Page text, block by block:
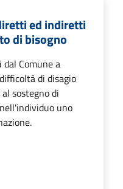
ed indiretti
di bisogno
Comune a
di disagio
sostegno di
uno